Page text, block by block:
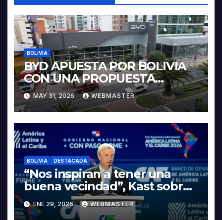
BOLIVIA
BYD APUESTA POR BOLIVIA
CON UNA PROPUESTA
INTEGRAL PARA IMPULSAR
LA ELECTROMOVILIDAD Y LA
INDUSTRIALIZACIÓN DEL
LITIO
MAY 31, 2026 WEBMASTER
BOLIVIA DESTACADA
“Nos inspiran a tener una
buena vecindad”, Kast sobre
discurso del presidente
Rodrigo Paz
ENE 29, 2026 WEBMASTER